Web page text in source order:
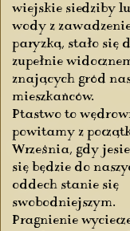
wiejskie siedziby
wody z
paryzką, stało się
zupełnie
znających gród
mieszkańców.
Ptastwo to
powitamy z
Września, gdy
się będzie do
oddech stanie się
swobodniejszym.
Pragnienie